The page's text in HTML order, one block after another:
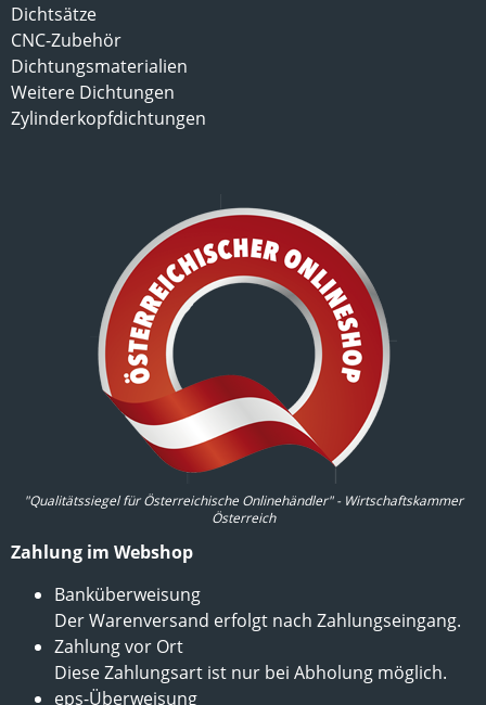
Dichtsätze
CNC-Zubehör
Dichtungsmaterialien
Weitere Dichtungen
Zylinderkopfdichtungen
"Qualitätssiegel für Österreichische Onlinehändler" - Wirtschaftskammer
Österreich
Zahlung im Webshop
Banküberweisung
Der Warenversand erfolgt nach Zahlungseingang.
Zahlung vor Ort
Diese Zahlungsart ist nur bei Abholung möglich.
eps-Überweisung